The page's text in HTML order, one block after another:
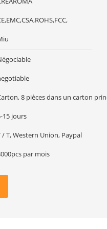
8 pièces dans un carton
15 jours
/ T, Western Union, Paypal
par mois